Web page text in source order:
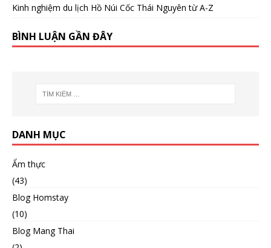
Kinh nghiệm du lịch Hồ Núi Cốc Thái Nguyên từ A-Z
BÌNH LUẬN GẦN ĐÂY
DANH MỤC
Ẩm thực
(43)
Blog Homstay
(10)
Blog Mang Thai